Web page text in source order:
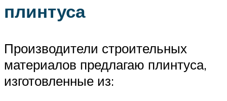
плинтуса
Производители строительных
материалов предлагаю плинтуса,
изготовленные из: